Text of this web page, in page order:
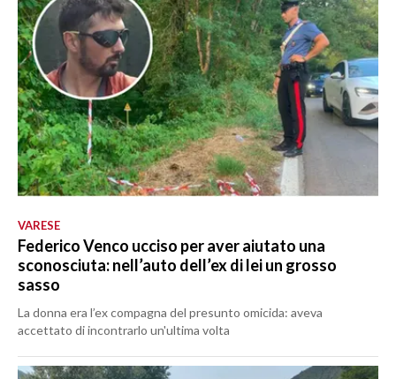
VARESE
Federico Venco ucciso per aver aiutato una
sconosciuta: nell’auto dell’ex di lei un grosso
sasso
La donna era l’ex compagna del presunto omicida: aveva
accettato di incontrarlo un'ultima volta